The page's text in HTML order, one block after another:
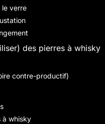
le verre
des pierres à whisky
contre-productif)
à whisky